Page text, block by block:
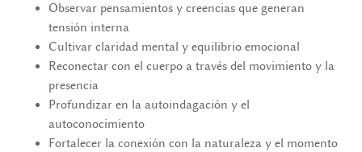
Observar pensamientos y creencias que generan
tensión interna
Cultivar claridad mental y equilibrio emocional
Reconectar con el cuerpo a través del movimiento y la
presencia
Profundizar en la autoindagación y el
autoconocimiento
Fortalecer la conexión con la naturaleza y el momento